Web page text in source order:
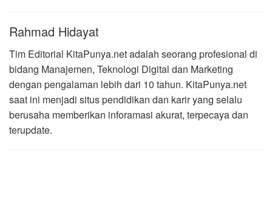
Rahmad Hidayat
Tim Editorial KitaPunya.net adalah seorang profesional di
bidang Manajemen, Teknologi Digital dan Marketing
dengan pengalaman lebih dari 10 tahun. KitaPunya.net
saat ini menjadi situs pendidikan dan karir yang selalu
berusaha memberikan inforamasi akurat, terpecaya dan
terupdate.